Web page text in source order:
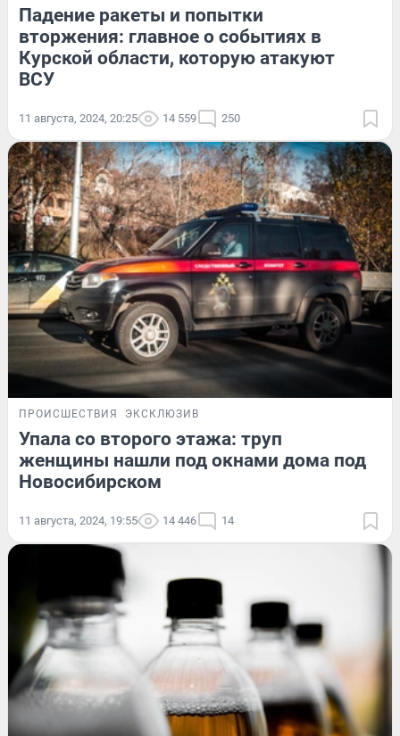
Падение ракеты и попытки
вторжения: главное о событиях в
Курской области, которую атакуют
ВСУ
11 августа, 2024, 20:25 14 559 250
ПРОИСШЕСТВИЯ ЭКСКЛЮЗИВ
Упала со второго этажа: труп
женщины нашли под окнами дома под
Новосибирском
11 августа, 2024, 19:55 14 446 14